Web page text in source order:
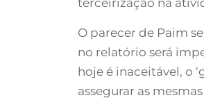
terceirização na
O parecer de Paim
no relatório será
hoje é inaceitável, o
assegurar as